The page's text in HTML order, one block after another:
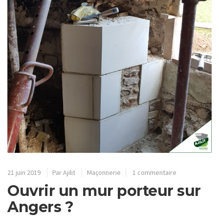
21 juin 2019 ParAjilit Maçonnerie 1 commentaire
Ouvrir un mur porteur sur
Angers ?